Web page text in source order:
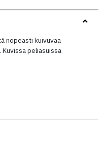
nopeasti kuivuvaa
peliasuissa